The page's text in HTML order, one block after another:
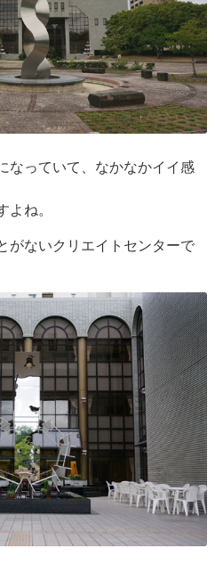
なっていて、なかなかイイ感
よね。
がないクリエイトセンターで